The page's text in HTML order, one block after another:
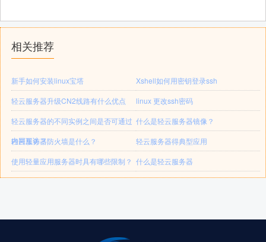
相关推荐
新手如何安装linux宝塔
Xshell如何用密钥登录ssh
轻云服务器升级CN2线路有什么优点
linux 更改ssh密码
轻云服务器的不同实例之间是否可通过
内网互访？
什么是轻云服务器镜像？
轻云服务器防火墙是什么？
轻云服务器得典型应用
使用轻量应用服务器时具有哪些限制？ 什么是轻云服务器